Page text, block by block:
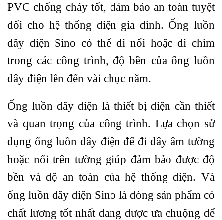
PVC chống cháy tốt, đảm bảo an toàn tuyệt
đối cho hệ thống điện gia đình. Ống luồn
dây điện Sino có thể đi nổi hoặc đi chìm
trong các công trình, độ bền của ống luồn
dây điện lên đến vài chục năm.
Ống luồn dây điện là thiết bị điện cần thiết
và quan trọng của công trình. Lựa chọn sử
dụng ống luồn dây điện để đi dây âm tường
hoặc nổi trên tường giúp đảm bảo được độ
bền và độ an toàn của hệ thống điện. Và
ống luồn dây điện Sino là dòng sản phẩm có
chất lương tốt nhất đang được ưa chuộng để